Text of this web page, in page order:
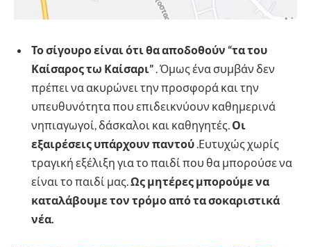
Το σίγουρο είναι ότι θα αποδοθούν “τα του
Καίσαρος τω Καίσαρι” . Όμως ένα συμβάν δεν
πρέπει να ακυρώνει την προσφορά και την
υπευθυνότητα που επιδεικνύουν καθημερινά
νηπιαγωγοί, δάσκαλοι και καθηγητές. Οι
εξαιρέσεις υπάρχουν παντού .Ευτυχώς χωρίς
τραγική εξέλιξη για το παιδί που θα μπορούσε να
είναι το παιδί μας. Ως μητέρες μπορούμε να
καταλάβουμε τον τρόμο από τα σοκαριστικά
νέα.